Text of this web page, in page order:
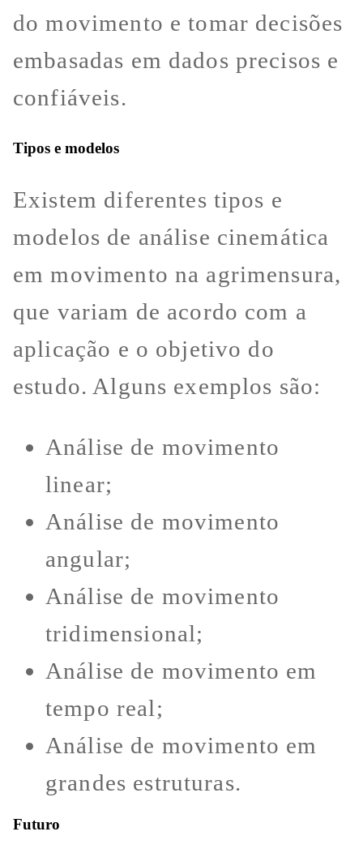
do movimento e tomar decisões
embasadas em dados precisos e
confiáveis.
Tipos e modelos
Existem diferentes tipos e
modelos de análise cinemática
em movimento na agrimensura,
que variam de acordo com a
aplicação e o objetivo do
estudo. Alguns exemplos são:
Análise de movimento
linear;
Análise de movimento
angular;
Análise de movimento
tridimensional;
Análise de movimento em
tempo real;
Análise de movimento em
grandes estruturas.
Futuro